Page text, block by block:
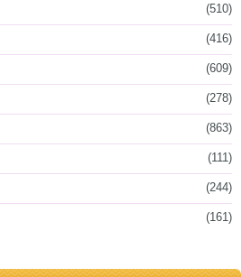
(510)
(416)
(609)
(278)
(863)
(111)
(244)
(161)